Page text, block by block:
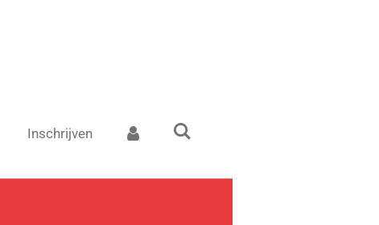
Inschrijven